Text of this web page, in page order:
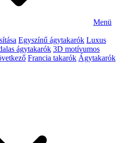
Menü
Egyszínű ágytakarók Luxus
ágytakarók 3D motívumos
Francia takarók Ágytakarók